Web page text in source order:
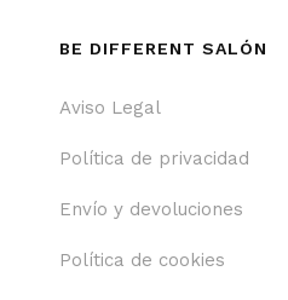
BE DIFFERENT SALÓN
Aviso Legal
Política de privacidad
Envío y devoluciones
Política de cookies